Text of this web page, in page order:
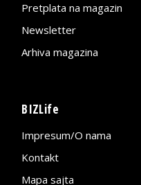
Pretplata na magazin
Newsletter
Arhiva magazina
BIZLife
Impresum/O nama
Kontakt
Mapa sajta